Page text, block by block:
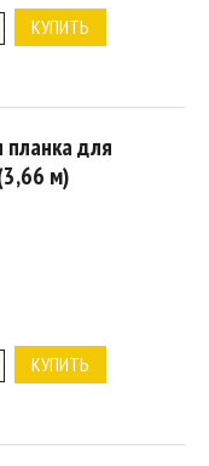
КУПИТЬ
для
м)
КУПИТЬ